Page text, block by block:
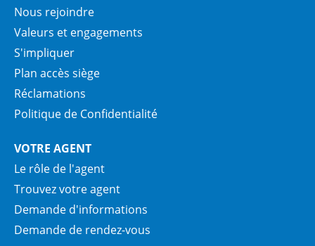
Nous rejoindre
Valeurs et engagements
S'impliquer
Plan accès siège
Réclamations
Politique de Confidentialité
VOTRE AGENT
Le rôle de l'agent
Trouvez votre agent
Demande d'informations
Demande de rendez-vous